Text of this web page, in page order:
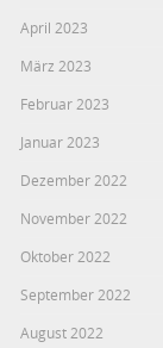
April 2023
März 2023
Februar 2023
Januar 2023
Dezember 2022
November 2022
Oktober 2022
September 2022
August 2022